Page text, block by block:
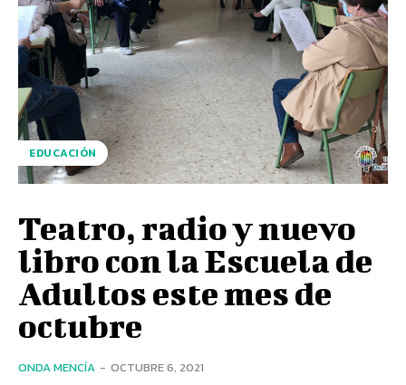
EDUCACIÓN
Teatro, radio y nuevo
libro con la Escuela de
Adultos este mes de
octubre
ONDA MENCÍA - OCTUBRE 6, 2021